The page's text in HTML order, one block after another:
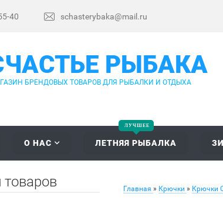
40 schasterybaka@mail.ru
РЫБАКА
БРЕНДОВЫХ ТОВАРОВ ДЛЯ РЫБАЛКИ И ОТДЫХА
О НАС ЛЕТНЯЯ РЫБАЛКА
Главная » Крючки » Крючки
товаров